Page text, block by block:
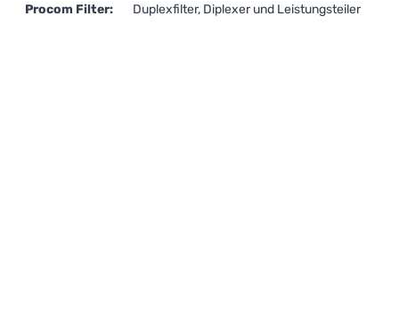
Procom Filter: Duplexfilter, Diplexer und Leistungsteiler